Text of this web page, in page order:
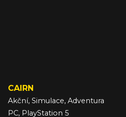
CAIRN
Akční, Simulace, Adventura
PC, PlayStation 5